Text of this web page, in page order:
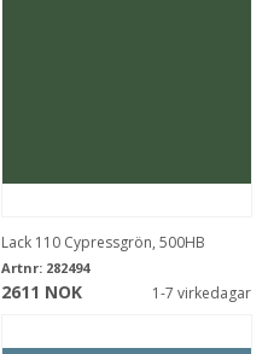
Lack 110 Cypressgrön, 500HB
Artnr: 282494
2611 NOK 1-7 virkedagar